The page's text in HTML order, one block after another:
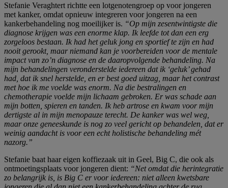
Stefanie Veraghtert richtte een lotgenotengroep op voor jongeren
met kanker, omdat opnieuw integreren voor jongeren na een
kankerbehandeling nog moeilijker is. “Op mijn zesentwintigste die
diagnose krijgen was een enorme klap. Ik leefde tot dan een erg
zorgeloos bestaan. Ik had het geluk jong en sportief te zijn en had
nooit gerookt, maar niemand kan je voorbereiden voor de mentale
impact van zo’n diagnose en de daaropvolgende behandeling. Na
mijn behandelingen veronderstelde iedereen dat ik ‘geluk’ gehad
had, dat ik snel herstelde, en er best goed uitzag, maar het contrast
met hoe ik me voelde was enorm. Na die bestralingen en
chemotherapie voelde mijn lichaam gebroken. Er was schade aan
mijn botten, spieren en tanden. Ik heb artrose en kwam voor mijn
dertigste al in mijn menopauze terecht. De kanker was wel weg,
maar onze geneeskunde is nog zo veel gericht op behandelen, dat er
weinig aandacht is voor een echt holistische behandeling mét
nazorg.”
Stefanie baat haar eigen koffiezaak uit in Geel, Big C, die ook als
ontmoetingsplaats voor jongeren dient: “Net omdat die herintegratie
zo belangrijk is, is Big C er voor iedereen: niet alleen kwetsbare